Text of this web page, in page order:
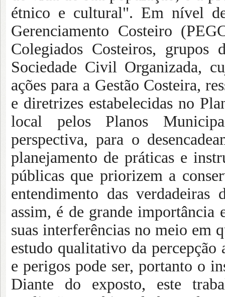
étnico e cultural". Em nível
Gerenciamento Costeiro
Colegiados Costeiros, grupos
Sociedade Civil Organizada,
ações para a Gestão Costeira,
e diretrizes estabelecidas no
local pelos Planos
perspectiva, para o
planejamento de práticas e
públicas que priorizem a
entendimento das verdadeiras
assim, é de grande importância
suas interferências no meio em
estudo qualitativo da
e perigos pode ser, portanto o
Diante do exposto, este